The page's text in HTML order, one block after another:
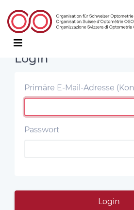
Login
Primäre E-Mail-Adresse
Passwort
Login